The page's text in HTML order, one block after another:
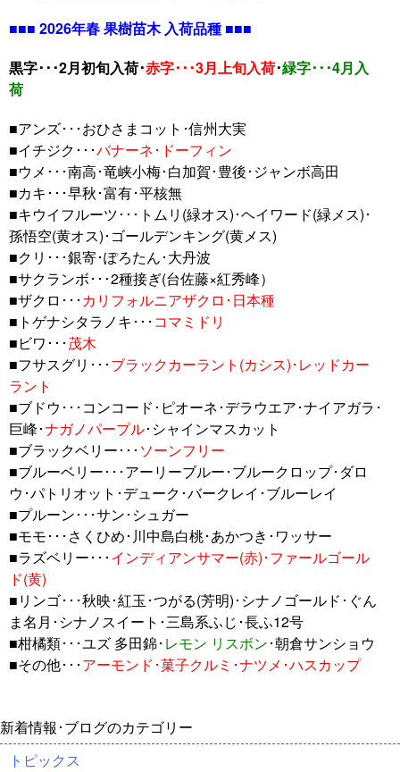
■■■ 2026年春 果樹苗木 入荷品種 ■■■
黒字･･･2月初旬入荷･赤字･･･3月上旬入荷･緑字･･･4月入
荷
■アンズ･･･おひさまコット･信州大実
■イチジク･･･バナーネ･ドーフィン
■ウメ･･･南高･竜峡小梅･白加賀･豊後･ジャンボ高田
■カキ･･･早秋･富有･平核無
■キウイフルーツ･･･トムリ(緑オス)･ヘイワード(緑メス)･
孫悟空(黄オス)･ゴールデンキング(黄メス)
■クリ･･･銀寄･ぽろたん･大丹波
■サクランボ･･･2種接ぎ(台佐藤×紅秀峰）
■ザクロ･･･ カリフォルニアザクロ･日本種
■トゲナシタラノキ･･･ コマミドリ
■ビワ･･･茂木
■フサスグリ･･･ブラックカーラント(カシス)･レッドカー
ラント
■ブドウ･･･コンコード･ピオーネ･デラウエア･ナイアガラ･
巨峰･ナガノパープル･シャインマスカット
■ブラックベリー･･･ ソーンフリー
■ブルーベリー･･･アーリーブルー･ブルークロップ･ダロ
ウ･パトリオット･デューク･バークレイ･ブルーレイ
■プルーン･･･サン･シュガー
■モモ･･･さくひめ･川中島白桃･あかつき･ワッサー
■ラズベリー･･･インディアンサマー(赤)･ファールゴール
ド(黄)
■リンゴ･･･秋映･紅玉･つがる(芳明)･シナノゴールド･ぐん
ま名月･シナノスイート･三島系ふじ･長ふ12号
■柑橘類･･･ユズ 多田錦･ レモン リスボン･朝倉サンショウ
■その他･･･アーモンド･菓子クルミ･ナツメ･ハスカップ
新着情報･ブログのカテゴリー
トピックス